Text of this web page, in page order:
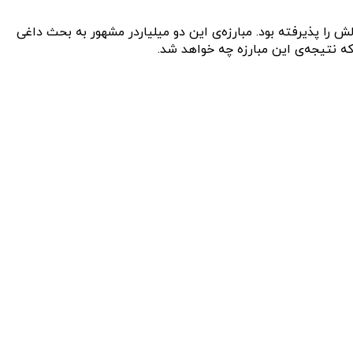
پذیرفته بود. مبارزه‌ی این دو میلیاردر مشهور به بحث داغی
که نتیجه‌ی این مبارزه چه خواهد شد.